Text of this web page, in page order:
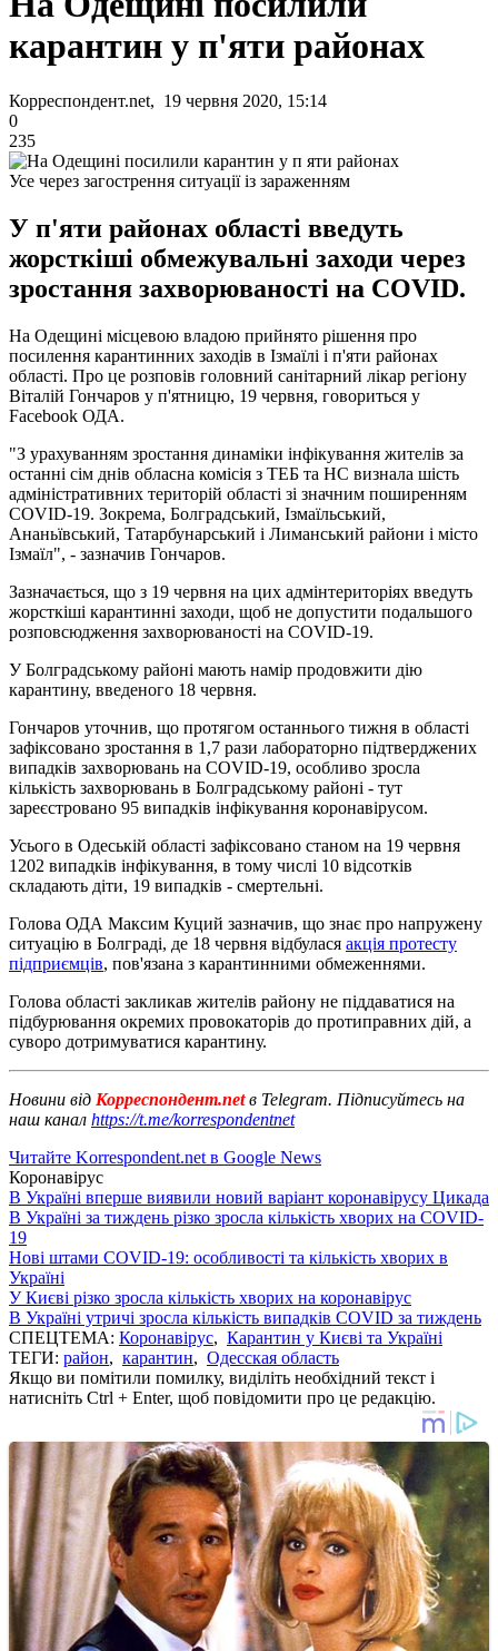
карантин у п'яти районах
Корреспондент.net, 19 червня 2020, 15:14
0
235
Усе через загострення ситуації із зараженням
У п'яти районах області введуть
жорсткіші обмежувальні заходи через
зростання захворюваності на COVID.
На Одещині місцевою владою прийнято рішення про
посилення карантинних заходів в Ізмаїлі і п'яти районах
області. Про це розповів головний санітарний лікар регіону
Віталій Гончаров у п'ятницю, 19 червня, говориться у
Facebook ОДА.
"З урахуванням зростання динаміки інфікування жителів за
останні сім днів обласна комісія з ТЕБ та НС визнала шість
адміністративних територій області зі значним поширенням
COVID-19. Зокрема, Болградський, Ізмаїльський,
Ананьївський, Татарбунарський і Лиманський райони і місто
Ізмаїл", - зазначив Гончаров.
Зазначається, що з 19 червня на цих адмінтериторіях введуть
жорсткіші карантинні заходи, щоб не допустити подальшого
розповсюдження захворюваності на COVID-19.
У Болградському районі мають намір продовжити дію
карантину, введеного 18 червня.
Гончаров уточнив, що протягом останнього тижня в області
зафіксовано зростання в 1,7 рази лабораторно підтверджених
випадків захворювань на COVID-19, особливо зросла
кількість захворювань в Болградському районі - тут
зареєстровано 95 випадків інфікування коронавірусом.
Усього в Одеській області зафіксовано станом на 19 червня
1202 випадків інфікування, в тому числі 10 відсотків
складають діти, 19 випадків - смертельні.
Голова ОДА Максим Куций зазначив, що знає про напружену
ситуацію в Болграді, де 18 червня відбулася акція протесту
підприємців, пов'язана з карантинними обмеженнями.
Голова області закликав жителів району не піддаватися на
підбурювання окремих провокаторів до протиправних дій, а
суворо дотримуватися карантину.
Новини від Корреспондент.netв Telegram. Підписуйтесь на
наш канал https://t.me/korrespondentnet
Читайте Korrespondent.net в Google News
Коронавірус
В Україні вперше виявили новий варіант коронавірусу Цикада
В Україні за тиждень різко зросла кількість хворих на COVID-
19
Нові штами COVID-19: особливості та кількість хворих в
Україні
У Києві різко зросла кількість хворих на коронавірус
В Україні утричі зросла кількість випадків COVID за тиждень
СПЕЦТЕМА: Коронавірус, Карантин у Києві та Україні
ТЕГИ: район, карантин, Одесская область
Якщо ви помітили помилку, виділіть необхідний текст і
натисніть Ctrl + Enter, щоб повідомити про це редакцію.